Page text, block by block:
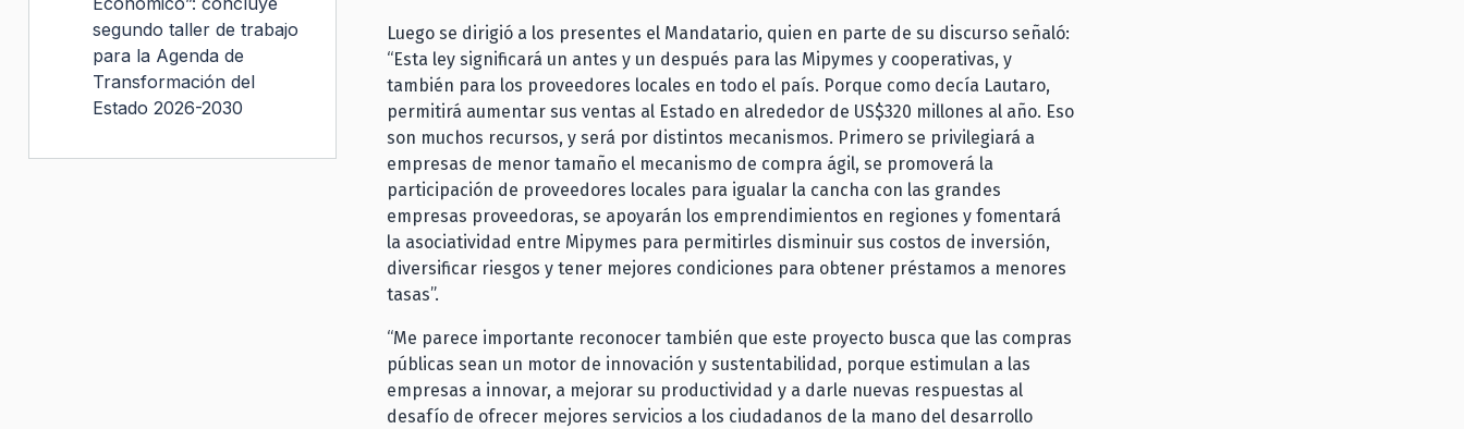
Luego se dirigió a los presentes el Mandatario, quien en parte de su discurso señaló:
“Esta ley significará un antes y un después para las Mipymes y cooperativas, y
también para los proveedores locales en todo el país. Porque como decía Lautaro,
permitirá aumentar sus ventas al Estado en alrededor de US$320 millones al año. Eso
son muchos recursos, y será por distintos mecanismos. Primero se privilegiará a
empresas de menor tamaño el mecanismo de compra ágil, se promoverá la
participación de proveedores locales para igualar la cancha con las grandes
empresas proveedoras, se apoyarán los emprendimientos en regiones y fomentará
la asociatividad entre Mipymes para permitirles disminuir sus costos de inversión,
diversificar riesgos y tener mejores condiciones para obtener préstamos a menores
tasas”.
“Me parece importante reconocer también que este proyecto busca que las compras
públicas sean un motor de innovación y sustentabilidad, porque estimulan a las
empresas a innovar, a mejorar su productividad y a darle nuevas respuestas al
desafío de ofrecer mejores servicios a los ciudadanos de la mano del desarrollo
segundo taller de trabajo
para la Agenda de
Transformación del
Estado 2026-2030